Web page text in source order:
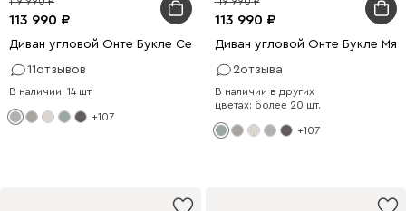
113 990
Диван угловой Онте Букле Серый
11отзывов
В наличии: 14 шт.
+107
113 990
Диван угловой Онте Букле
2отзыва
В наличии в других
цветах: более 20 шт.
+107